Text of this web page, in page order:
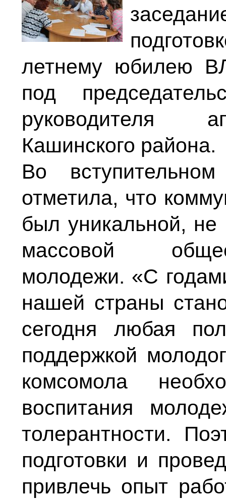
летнему юбилею
под
руководителя
Кашинского района.
Во
отметила, что
был уникальной,
массовой
молодежи. «С
нашей страны
сегодня любая
поддержкой
комсомола
воспитания
толерантности.
подготовки и
привлечь опыт